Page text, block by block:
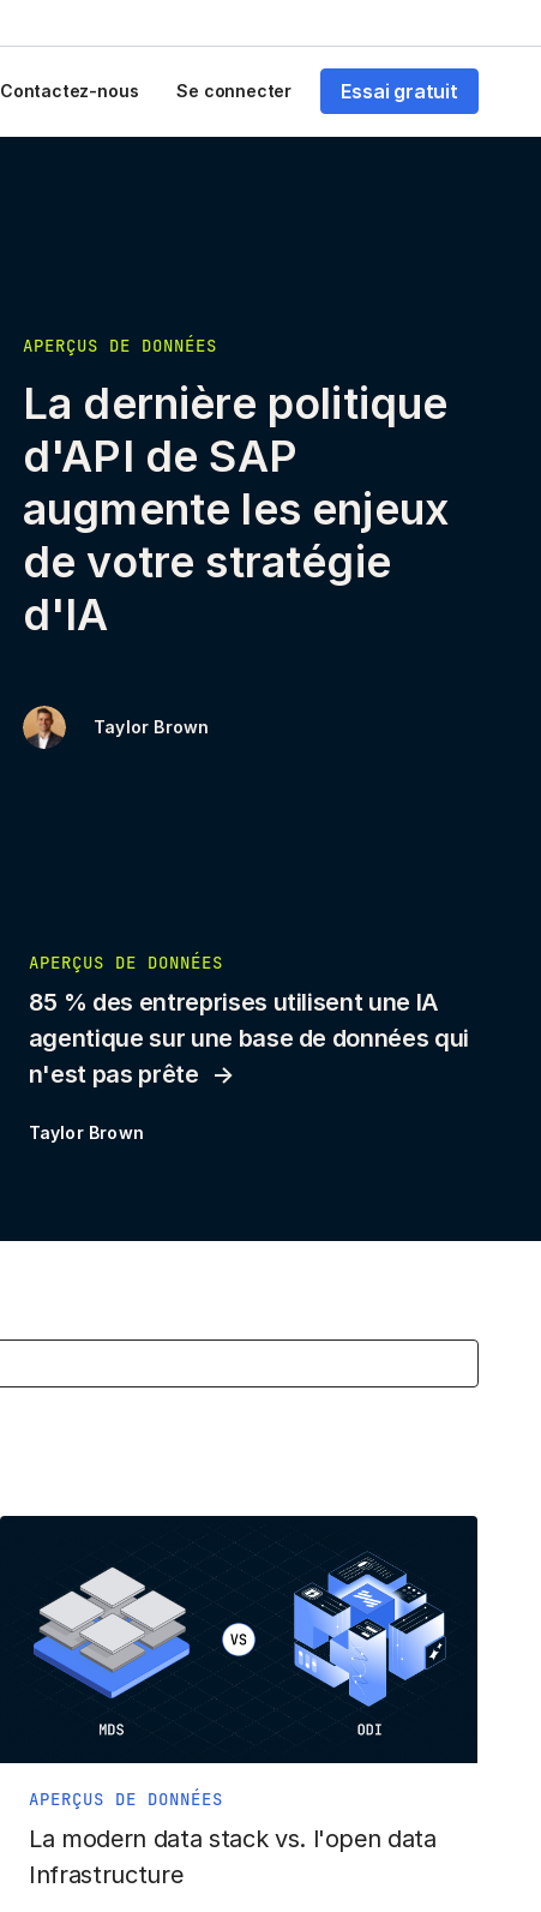
Contactez-nous Se connecter Essai gratuit
APERÇUS DE DONNÉES
La dernière politique
d'API de SAP
augmente les enjeux
de votre stratégie
d'IA
Taylor Brown
APERÇUS DE DONNÉES
85 % des entreprises utilisent une IA
agentique sur une base de données qui
n'est pas prête
Taylor Brown
APERÇUS DE DONNÉES
La modern data stack vs. l'open data
Infrastructure